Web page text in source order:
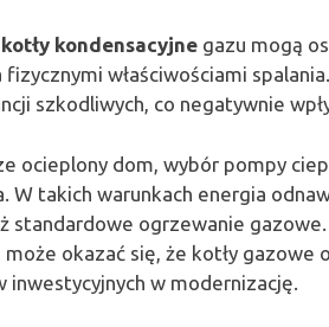
kotły kondensacyjne gazu mogą
właściwościami
szkodliwych, co negatywnie
ocieplony dom, wybór pompy
W takich warunkach energia
standardowe ogrzewanie
okazać się, że kotły
inwestycyjnych w modernizację.